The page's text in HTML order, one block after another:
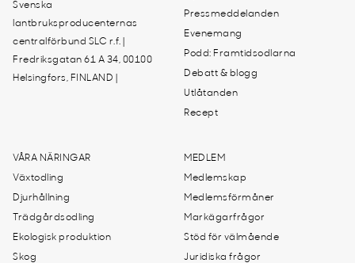
Svenska
lantbruksproducenternas
centralförbund SLC r.f. |
Fredriksgatan 61 A 34, 00100
Helsingfors, FINLAND |
Pressmeddelanden
Evenemang
Podd: Framtidsodlarna
Debatt & blogg
Utlåtanden
Recept
VÅRA NÄRINGAR
Växtodling
Djurhållning
Trädgårdsodling
Ekologisk produktion
Skog
MEDLEM
Medlemskap
Medlemsförmåner
Markägarfrågor
Stöd för välmående
Juridiska frågor